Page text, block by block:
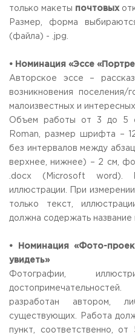
только макеты почтовых
Размер, форма
(файла) - .jpg.
• Номинация «Эссе
Авторское эссе –
возникновения поселения/
малоизвестных и
Объем работы от 3 до 5
Roman, размер шрифта –
без интервалов между
верхнее, нижнее) – 2 см,
.docx (Microsoft word).
иллюстрации. При
только текст,
должна содержать название
• Номинация «Фото-
увидеть»
Фотографии,
разработан автором,
существующих. Работа
пункт, соответственно,